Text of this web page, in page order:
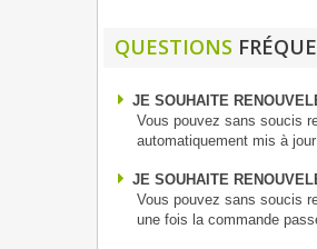
QUESTIONS
JE SOUHAITE
Vous pouvez sans soucis
automatiquement mis à
JE SOUHAITE
Vous pouvez sans soucis
une fois la commande